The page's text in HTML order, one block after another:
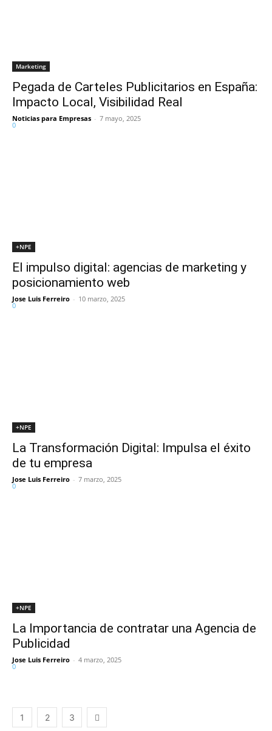
Marketing
Pegada de Carteles Publicitarios en España:
Impacto Local, Visibilidad Real
Noticias para Empresas - 7 mayo, 2025
0
+NPE
El impulso digital: agencias de marketing y
posicionamiento web
Jose Luis Ferreiro - 10 marzo, 2025
0
+NPE
La Transformación Digital: Impulsa el éxito
de tu empresa
Jose Luis Ferreiro - 7 marzo, 2025
0
+NPE
La Importancia de contratar una Agencia de
Publicidad
Jose Luis Ferreiro - 4 marzo, 2025
0
1 2 3